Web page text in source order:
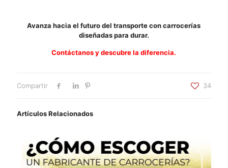
Avanza hacia el futuro del transporte con carrocerías
diseñadas para durar.
Contáctanos y descubre la diferencia.
Compartir 34
Artículos Relacionados